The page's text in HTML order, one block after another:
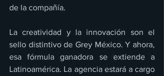
de la compañía.
La creatividad y la innovación son el
sello distintivo de Grey México. Y ahora,
esa fórmula ganadora se extiende a
Latinoamérica. La agencia estará a cargo